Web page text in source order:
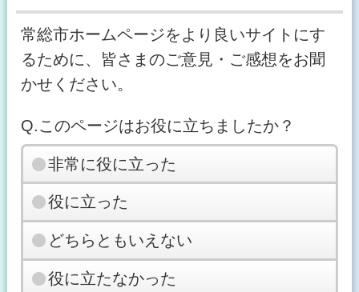
常総市ホームページをより良いサイトにす
るために、皆さまのご意見・ご感想をお聞
かせください。
Q.このページはお役に立ちましたか？
非常に役に立った
役に立った
どちらともいえない
役に立たなかった